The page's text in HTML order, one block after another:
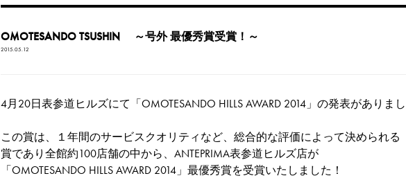
OMOTESANDO TSUSHIN ～号外 最優秀賞受賞！～
2015.05.12
4月20日表参道ヒルズにて「OMOTESANDO HILLS AWARD 2014」の発表がありま
この賞は、１年間のサービスクオリティなど、総合的な評価によって決められる
賞であり全館約100店舗の中から、ANTEPRIMA表参道ヒルズ店が
「OMOTESANDO HILLS AWARD 2014」最優秀賞を受賞いたしました！